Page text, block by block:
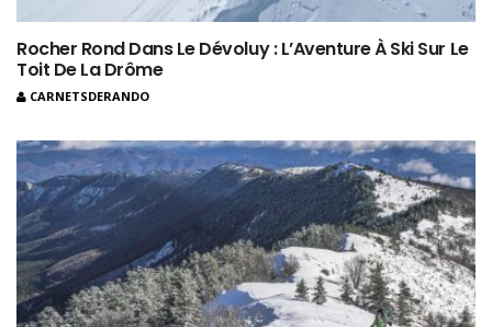
Rocher Rond Dans Le Dévoluy : L’Aventure À Ski Sur Le
Toit De La Drôme
CARNETSDERANDO